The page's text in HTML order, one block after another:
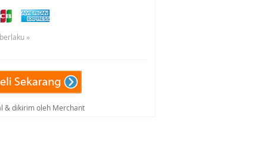
»
& dikirim oleh Merchant